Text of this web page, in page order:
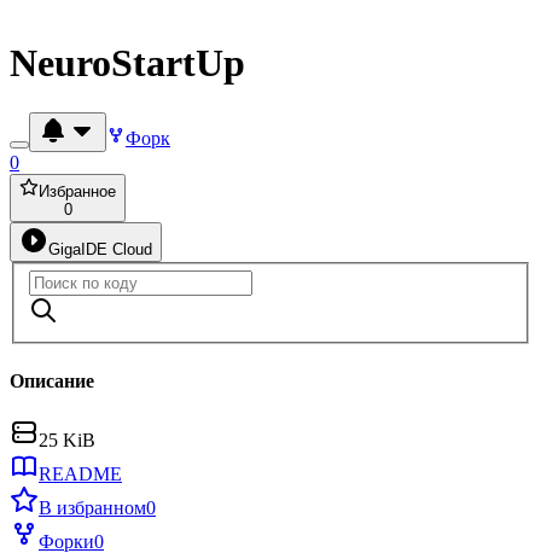
NeuroStartUp
Форк
0
Избранное
0
GigaIDE Cloud
Описание
25 KiB
README
В избранном0
Форки0